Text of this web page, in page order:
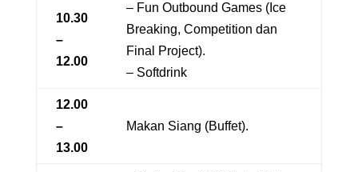
10.30
–
12.00
– Fun Outbound Games (Ice
Breaking, Competition dan
Final Project).
– Softdrink
12.00
–
13.00
Makan Siang (Buffet).